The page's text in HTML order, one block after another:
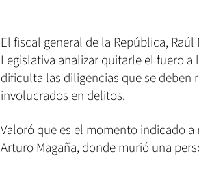
El fiscal general de la República,
Legislativa analizar quitarle el fuero
dificulta las diligencias que se deben
involucrados en delitos.
Valoró que es el momento indicado
Arturo Magaña, donde murió una